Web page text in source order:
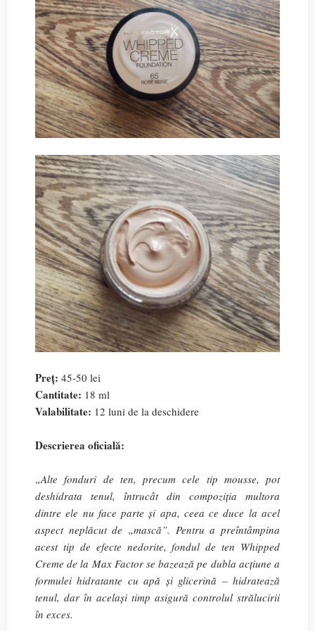
Preț: 45-50 lei
Cantitate: 18 ml
Valabilitate: 12 luni de la deschidere
Descrierea oficială:
„Alte fonduri de ten, precum cele tip mousse, pot
deshidrata tenul, întrucât din compoziția multora
dintre ele nu face parte și apa, ceea ce duce la acel
aspect neplăcut de „mască”. Pentru a preîntâmpina
acest tip de efecte nedorite, fondul de ten Whipped
Creme de la Max Factor se bazează pe dubla acțiune a
formulei hidratante cu apă și glicerină – hidratează
tenul, dar în același timp asigură controlul strălucirii
în exces.